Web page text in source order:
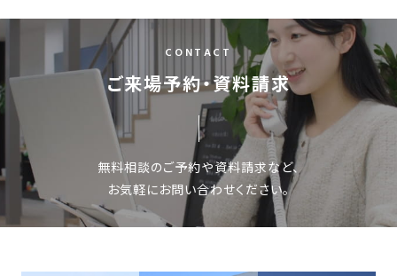
CONTACT
ご来場予約・資料請求
無料相談のご予約や資料請求など、
お気軽にお問い合わせください。